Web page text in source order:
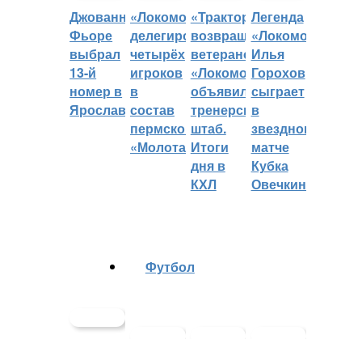
Джованни
Фьоре
выбрал
13-й
номер в
Ярославле
«Локомотив»
делегировал
четырёх
игроков
в
состав
пермского
«Молота»
«Трактор»
возвращает
ветеранов,
«Локомотив»
объявил
тренерский
штаб.
Итоги
дня в
КХЛ
Легенда
«Локомотива»
Илья
Горохов
сыграет
в
звездном
матче
Кубка
Овечкина
Футбол